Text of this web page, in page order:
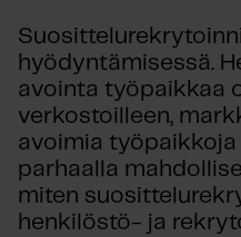
hyödyntämisessä.
avointa työpaikkaa
verkostoilleen,
avoimia
parhaalla
miten
henkilöstö- ja